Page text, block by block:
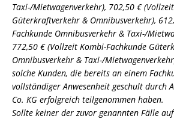
Taxi-/Mietwagenverkehr), 702,50 €
Güterkraftverkehr & Omnibusverkehr),
Fachkunde Omnibusverkehr & Taxi-/
772,50 € (Vollzeit Kombi-Fachkunde
Omnibusverkehr & Taxi-/
solche Kunden, die bereits an einem
vollständiger Anwesenheit geschult durch
Co. KG erfolgreich teilgenommen haben.
Sollte keiner der zuvor genannten Fälle